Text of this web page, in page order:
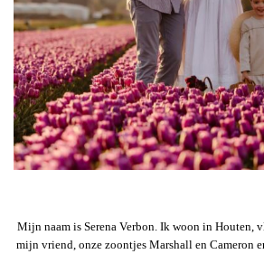
Mijn naam is Serena Verbon. Ik woon in Houten,
mijn vriend, onze zoontjes Marshall en Cameron